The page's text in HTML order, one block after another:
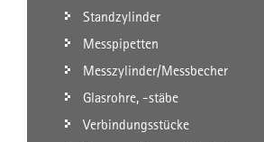
Standzylinder
Messpipetten
Messzylinder/Messbecher
Glasrohre, -stäbe
Verbindungsstücke